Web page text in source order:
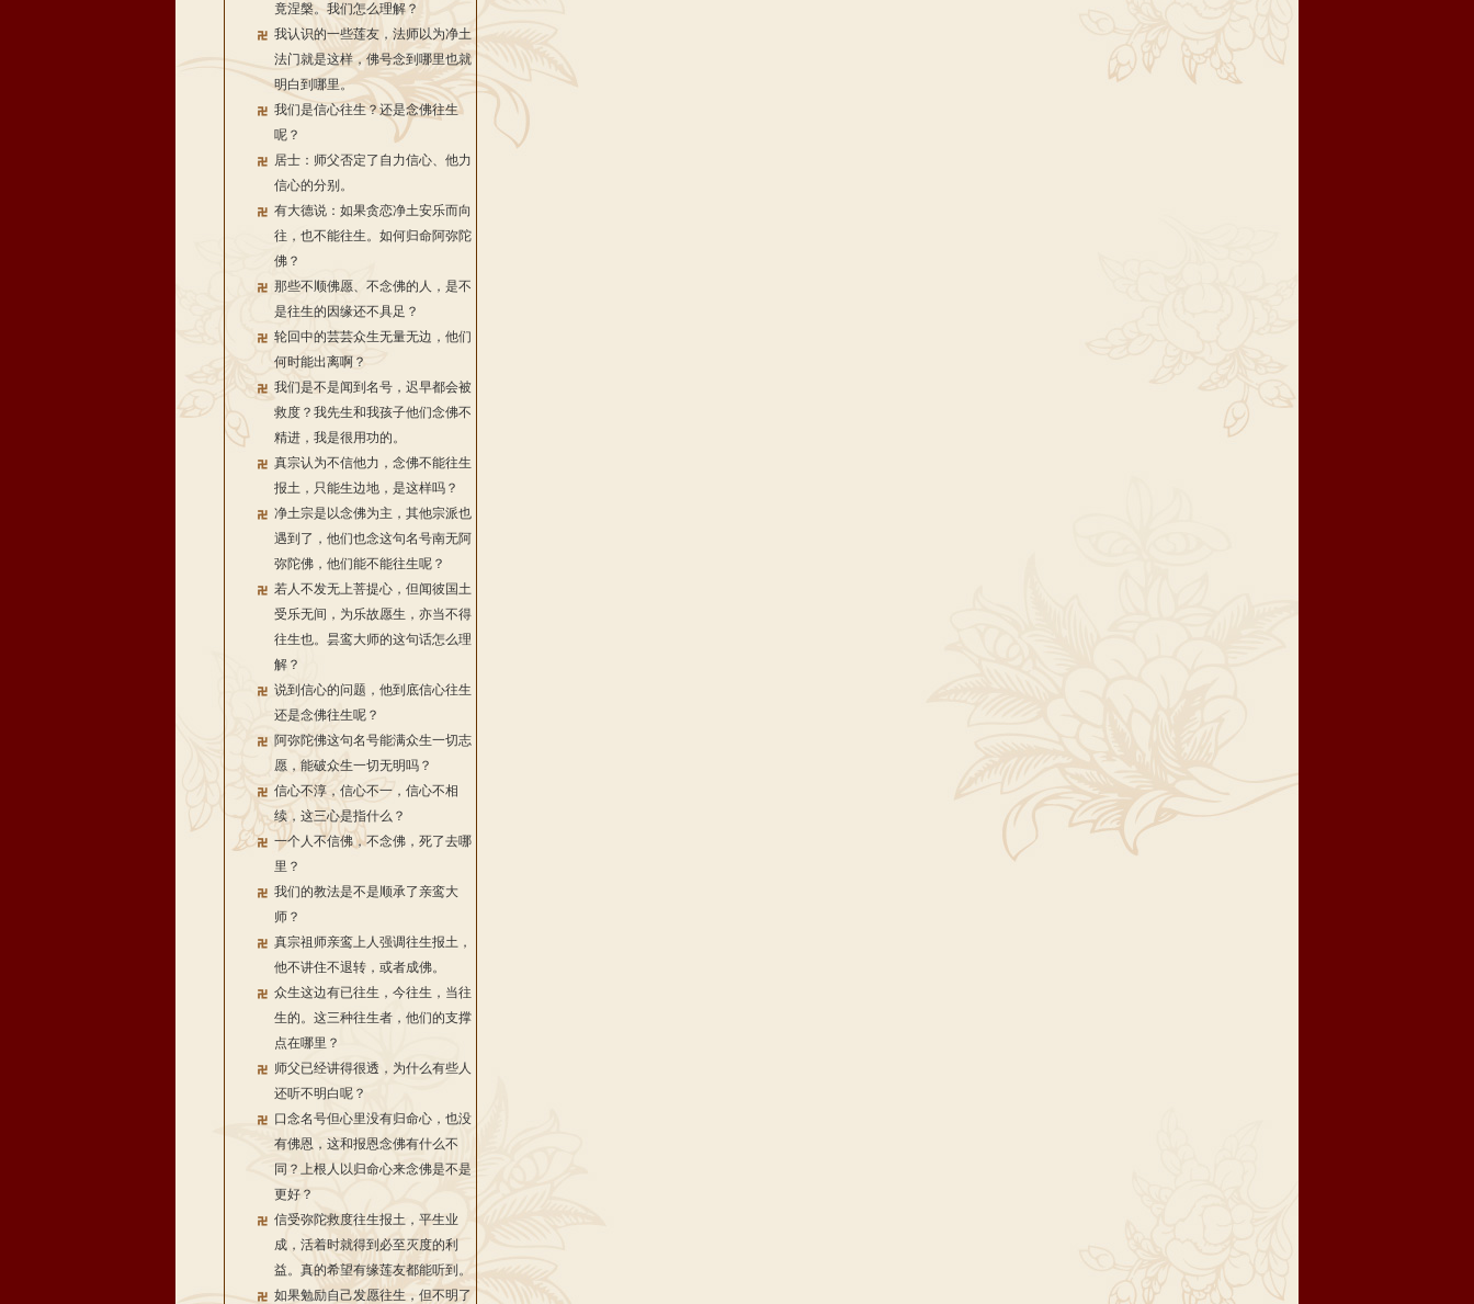
竟涅槃。我们怎么理解？
我认识的一些莲友，法师以为净土
法门就是这样，佛号念到哪里也就
明白到哪里。
我们是信心往生？还是念佛往生
呢？
居士：师父否定了自力信心、他力
信心的分别。
有大德说：如果贪恋净土安乐而向
往，也不能往生。如何归命阿弥陀
佛？
那些不顺佛愿、不念佛的人，是不
是往生的因缘还不具足？
轮回中的芸芸众生无量无边，他们
何时能出离啊？
我们是不是闻到名号，迟早都会被
救度？我先生和我孩子他们念佛不
精进，我是很用功的。
真宗认为不信他力，念佛不能往生
报土，只能生边地，是这样吗？
净土宗是以念佛为主，其他宗派也
遇到了，他们也念这句名号南无阿
弥陀佛，他们能不能往生呢？
若人不发无上菩提心，但闻彼国土
受乐无间，为乐故愿生，亦当不得
往生也。昙鸾大师的这句话怎么理
解？
说到信心的问题，他到底信心往生
还是念佛往生呢？
阿弥陀佛这句名号能满众生一切志
愿，能破众生一切无明吗？
信心不淳，信心不一，信心不相
续，这三心是指什么？
一个人不信佛，不念佛，死了去哪
里？
我们的教法是不是顺承了亲鸾大
师？
真宗祖师亲鸾上人强调往生报土，
他不讲住不退转，或者成佛。
众生这边有已往生，今往生，当往
生的。这三种往生者，他们的支撑
点在哪里？
师父已经讲得很透，为什么有些人
还听不明白呢？
口念名号但心里没有归命心，也没
有佛恩，这和报恩念佛有什么不
同？上根人以归命心来念佛是不是
更好？
信受弥陀救度往生报土，平生业
成，活着时就得到必至灭度的利
益。真的希望有缘莲友都能听到。
如果勉励自己发愿往生，但不明了